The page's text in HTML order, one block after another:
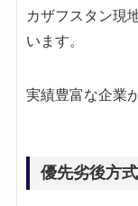
カザフスタン現
います。
実績豊富な企業
優先劣後方